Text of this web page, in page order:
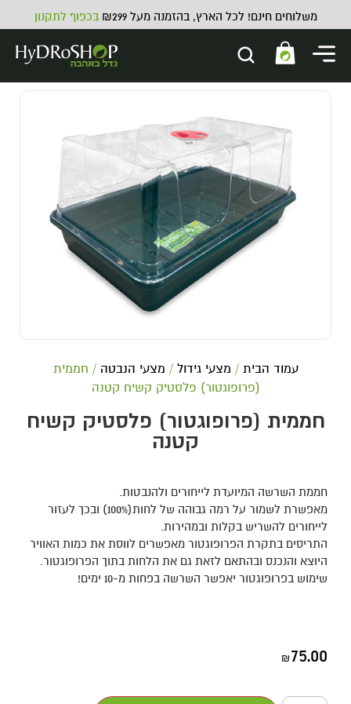
משלוחים חינם! לכל הארץ, בהזמנה מעל ₪299 בכפוף לתקנון
עמוד הבית / מצעי גידול / מצעי הנבטה / חממית
(פרופוגטור) פלסטיק קשיח קטנה
חממית (פרופוגטור) פלסטיק קשיח
קטנה
חממת השרשה המיועדת לייחורים ולהנבטות.
מאפשרת לשמור על רמה גבוהה של לחות(100%) ובכך לעזור
לייחורים להשריש בקלות ובמהירות.
התריסים בתקרת הפרופוגטור מאפשרים לווסת את כמות האוויר
היוצא והנכנס ובהתאם לזאת גם את הלחות בתוך הפרופוגטור.
שימוש בפרופוגטור יאפשר השרשה בפחות מ-10 ימים!
₪75.00
דשן מינרלי למצעי קוקוס Bio Nova
Coco Forte A+B - 5 ליטר + 5 ליטר
₪320.00
+
ADD